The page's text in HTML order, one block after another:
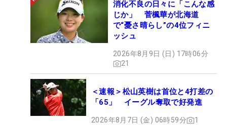
消化不良の日々に「こんな感
じか」 菅楓華が北海道
で“憂さ晴らし”の4位フィニ
ッシュ
2026年8月9日 (日) 17時06分
21
＜速報＞松山英樹は首位と4打差の
「65」 イーグル奪取で好発進
2026年8月7日 (金) 06時59分 1